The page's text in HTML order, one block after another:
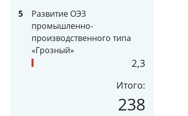
5
Развитие ОЭЗ
промышленно-
производственного типа
«Грозный»
2,3
Итого:
238